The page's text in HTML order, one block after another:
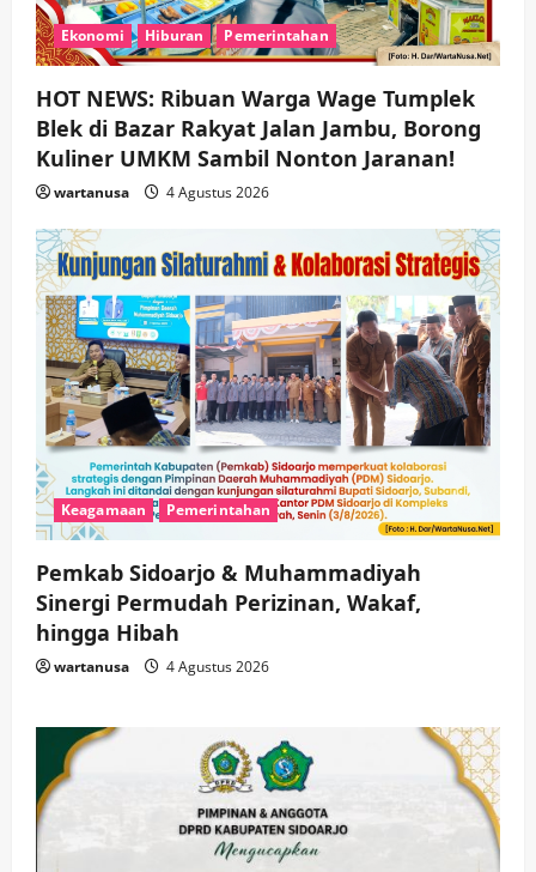
Ekonomi Hiburan Pemerintahan
HOT NEWS: Ribuan Warga Wage Tumplek
Blek di Bazar Rakyat Jalan Jambu, Borong
Kuliner UMKM Sambil Nonton Jaranan!
wartanusa 4 Agustus 2026
Keagamaan Pemerintahan
Pemkab Sidoarjo & Muhammadiyah
Sinergi Permudah Perizinan, Wakaf,
hingga Hibah
wartanusa 4 Agustus 2026